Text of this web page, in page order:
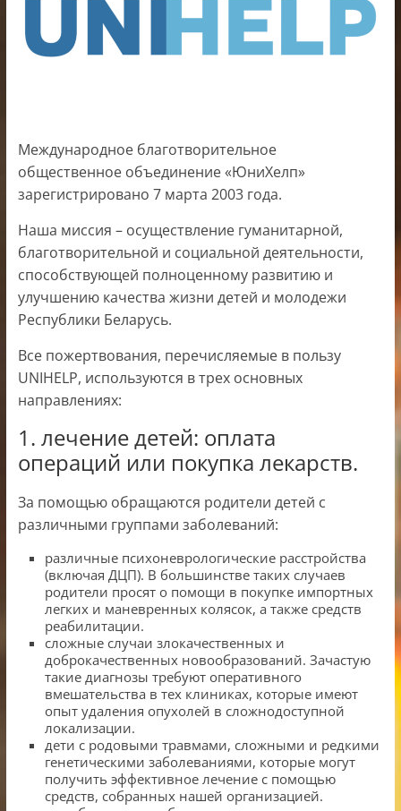
Международное благотворительное
общественное объединение «ЮниХелп»
зарегистрировано 7 марта 2003 года.
Наша миссия – осуществление гуманитарной,
благотворительной и социальной деятельности,
способствующей полноценному развитию и
улучшению качества жизни детей и молодежи
Республики Беларусь.
Все пожертвования, перечисляемые в пользу
UNIHELP, используются в трех основных
направлениях:
1. лечение детей: оплата
операций или покупка лекарств.
За помощью обращаются родители детей с
различными группами заболеваний:
различные психоневрологические расстройства
(включая ДЦП). В большинстве таких случаев
родители просят о помощи в покупке импортных
легких и маневренных колясок, а также средств
реабилитации.
сложные случаи злокачественных и
доброкачественных новообразований. Зачастую
такие диагнозы требуют оперативного
вмешательства в тех клиниках, которые имеют
опыт удаления опухолей в сложнодоступной
локализации.
дети с родовыми травмами, сложными и редкими
генетическими заболеваниями, которые могут
получить эффективное лечение с помощью
средств, собранных нашей организацией.